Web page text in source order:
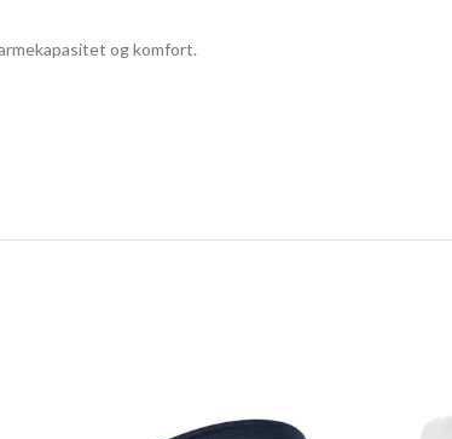
og komfort.